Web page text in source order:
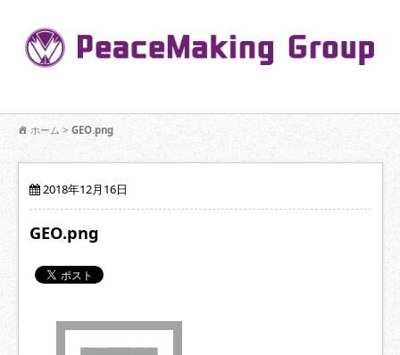
【公式】PeaceMaking Groupはお客様には一対一で向き合い、ご家族
を意図したコミュニケーションを大切にし【家族の絆】に寄り添いま
ホーム > GEO.png
2018年12月16日
GEO.png